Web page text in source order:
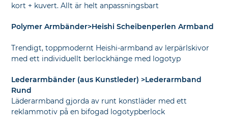
kort + kuvert. Allt är helt anpassningsbart
Polymer Armbänder>Heishi Scheibenperlen Armband
Trendigt, toppmodernt Heishi-armband av lerpärlskivor
med ett individuellt berlockhänge med logotyp
Lederarmbänder (aus Kunstleder) >Lederarmband
Rund
Läderarmband gjorda av runt konstläder med ett
reklammotiv på en bifogad logotypberlock